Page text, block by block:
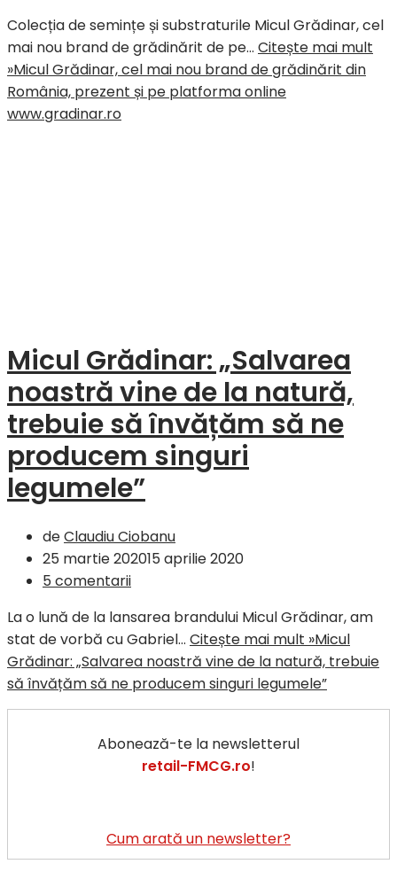
Colecția de semințe și substraturile Micul Grădinar, cel
mai nou brand de grădinărit de pe… Citește mai mult
»Micul Grădinar, cel mai nou brand de grădinărit din
România, prezent și pe platforma online
www.gradinar.ro
Micul Grădinar: „Salvarea
noastră vine de la natură,
trebuie să învățăm să ne
producem singuri
legumele”
deClaudiu Ciobanu
25 martie 202015 aprilie 2020
5 comentarii
La o lună de la lansarea brandului Micul Grădinar, am
stat de vorbă cu Gabriel… Citește mai mult »Micul
Grădinar: „Salvarea noastră vine de la natură, trebuie
să învățăm să ne producem singuri legumele”
Abonează-te la newsletterul
retail-FMCG.ro!
Cum arată un newsletter?